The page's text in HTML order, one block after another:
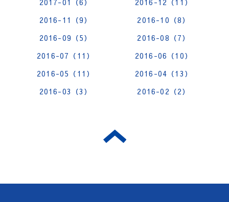
2017-01（6）
2016-12（11）
2016-11（9）
2016-10（8）
2016-09（5）
2016-08（7）
2016-07（11）
2016-06（10）
2016-05（11）
2016-04（13）
2016-03（3）
2016-02（2）